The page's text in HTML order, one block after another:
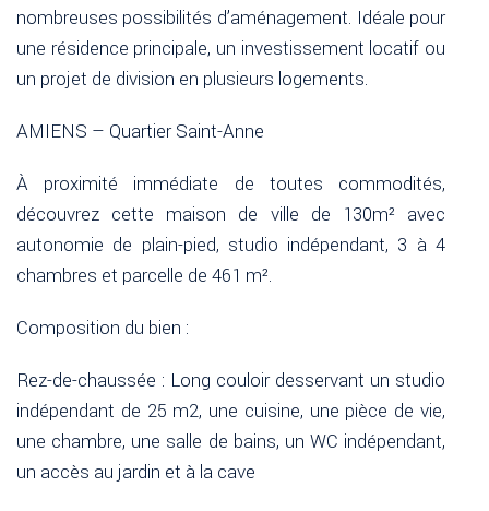
nombreuses possibilités d’aménagement. Idéale pour
une résidence principale, un investissement locatif ou
un projet de division en plusieurs logements.
AMIENS – Quartier Saint-Anne
À proximité immédiate de toutes commodités,
découvrez cette maison de ville de 130m² avec
autonomie de plain-pied, studio indépendant, 3 à 4
chambres et parcelle de 461 m².
Composition du bien :
Rez-de-chaussée : Long couloir desservant un studio
indépendant de 25 m2, une cuisine, une pièce de vie,
une chambre, une salle de bains, un WC indépendant,
un accès au jardin et à la cave